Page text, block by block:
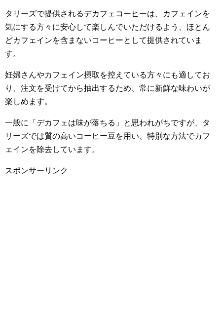
タリーズで提供されるデカフェコーヒーは、カフェインを
気にする方々に安心して楽しんでいただけるよう、ほとん
どカフェインを含まないコーヒーとして提供されていま
す。
妊婦さんやカフェイン摂取を控えている方々にも適してお
り、注文を受けてから抽出するため、常に新鮮な味わいが
楽しめます。
一般に「デカフェは味が落ちる」と思われがちですが、タ
リーズでは質の高いコーヒー豆を用い、特別な方法でカフ
ェインを除去しています。
スポンサーリンク